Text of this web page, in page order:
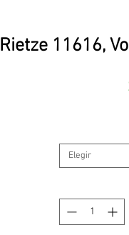
Rietze 11616,
Elegir